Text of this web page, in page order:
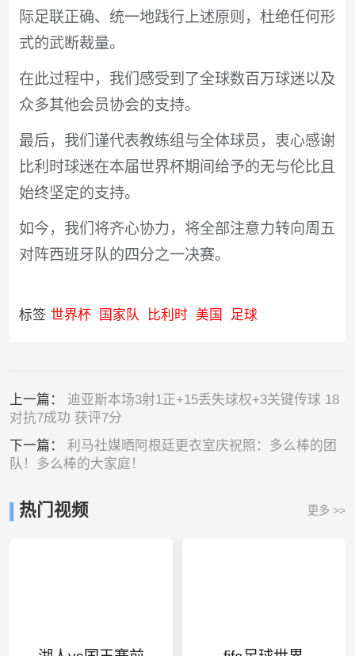
际足联正确、统一地践行上述原则，杜绝任何形
式的武断裁量。
在此过程中，我们感受到了全球数百万球迷以及
众多其他会员协会的支持。
最后，我们谨代表教练组与全体球员，衷心感谢
比利时球迷在本届世界杯期间给予的无与伦比且
始终坚定的支持。
如今，我们将齐心协力，将全部注意力转向周五
对阵西班牙队的四分之一决赛。
标签 世界杯 国家队 比利时 美国 足球
上一篇： 迪亚斯本场3射1正+15丢失球权+3关键传球 18
对抗7成功 获评7分
下一篇： 利马社媒晒阿根廷更衣室庆祝照：多么棒的团
队！多么棒的大家庭！
热门视频 更多 >>